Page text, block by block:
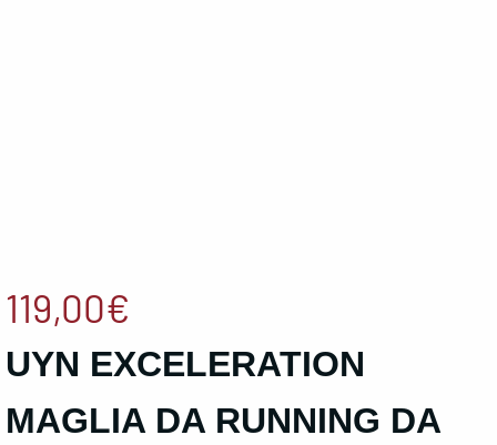
119,00€
UYN EXCELERATION
MAGLIA DA RUNNING DA